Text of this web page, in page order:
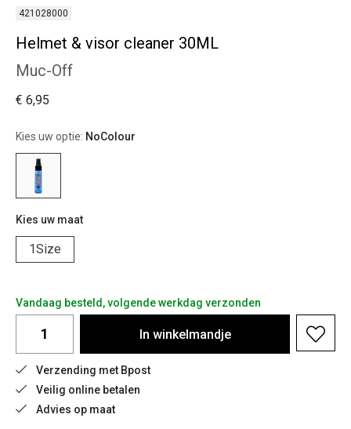
421028000
Helmet & visor cleaner 30ML
Muc-Off
€ 6,95
Kies uw optie: NoColour
Kies uw maat
1Size
Vandaag besteld, volgende werkdag verzonden
In winkelmandje
Verzending met Bpost
Veilig online betalen
Advies op maat